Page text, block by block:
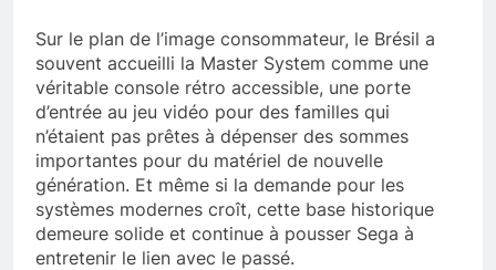
Sur le plan de l’image consommateur, le Brésil a
souvent accueilli la Master System comme une
véritable console rétro accessible, une porte
d’entrée au jeu vidéo pour des familles qui
n’étaient pas prêtes à dépenser des sommes
importantes pour du matériel de nouvelle
génération. Et même si la demande pour les
systèmes modernes croît, cette base historique
demeure solide et continue à pousser Sega à
entretenir le lien avec le passé.